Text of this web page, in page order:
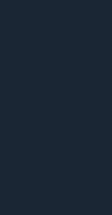
решении
сайта